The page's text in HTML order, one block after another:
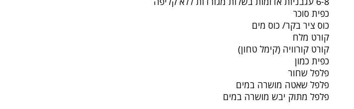
כפית סוכר
כוס ציר בקר/ כוס מים
קורט מלח
קורט קורוויה (קימל טחון)
כפית כמון
פלפל שחור
פלפל שאטה מושרה במים
פלפל מתוק יבש מושרה במים